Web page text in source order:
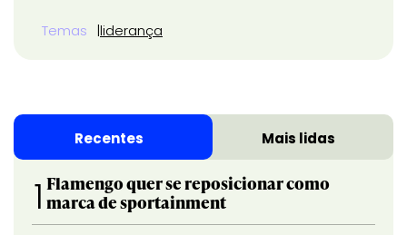
Temas liderança
Recentes Mais lidas
1 Flamengo quer se reposicionar como
marca de sportainment